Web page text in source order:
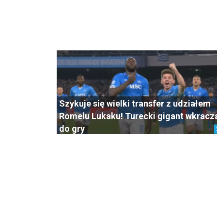
Szykuje się wielki transfer z udziałem
Romelu Lukaku! Turecki gigant
do gry